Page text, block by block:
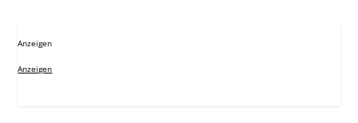
Anzeigen
Anzeigen